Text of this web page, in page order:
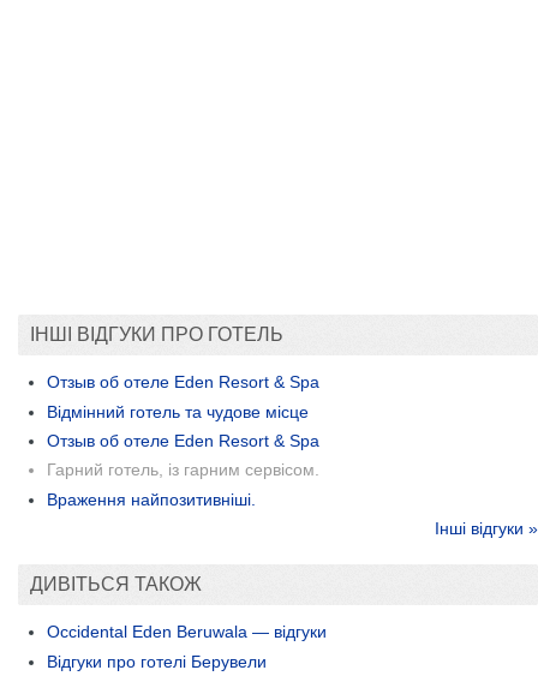
ІНШІ ВІДГУКИ ПРО ГОТЕЛЬ
Отзыв об отеле Eden Resort & Spa
Відмінний готель та чудове місце
Отзыв об отеле Eden Resort & Spa
Гарний готель, із гарним сервісом.
Враження найпозитивніші.
Інші відгуки »
ДИВІТЬСЯ ТАКОЖ
Occidental Eden Beruwala — відгуки
Відгуки про готелі Берувели